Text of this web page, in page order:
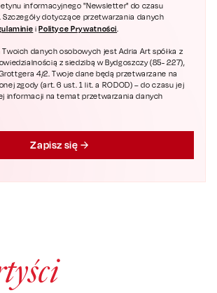
informacyjnego "Newsletter" do czasu
Szczegóły dotyczące przetwarzania danych
iPolityce Prywatności.
danych osobowych jest Adria Art spółka z
z siedzibą w Bydgoszczy (85- 227),
4/2. Twoje dane będą przetwarzane na
zgody (art. 6 ust. 1 lit. a RODOD) – do czasu jej
informacji na temat przetwarzania danych
Zapisz się